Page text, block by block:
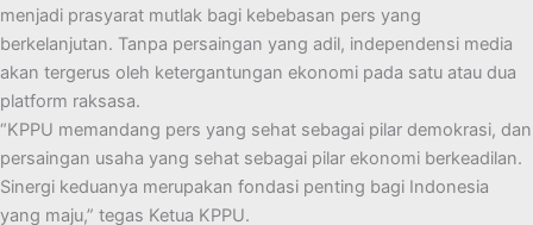
menjadi prasyarat mutlak bagi kebebasan pers yang
berkelanjutan. Tanpa persaingan yang adil, independensi media
akan tergerus oleh ketergantungan ekonomi pada satu atau dua
platform raksasa.
“KPPU memandang pers yang sehat sebagai pilar demokrasi, dan
persaingan usaha yang sehat sebagai pilar ekonomi berkeadilan.
Sinergi keduanya merupakan fondasi penting bagi Indonesia
yang maju,” tegas Ketua KPPU.